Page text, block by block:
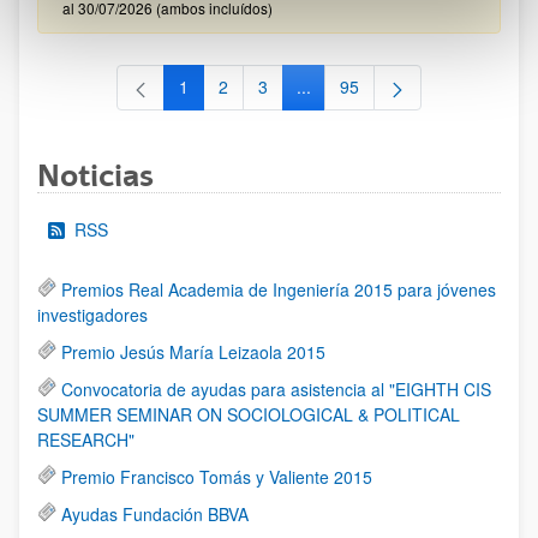
al 30/07/2026 (ambos incluídos)
Página
1 Página
2 Página
3 ...Páginas intermedias Use TAB
Página
95
Noticias
RSS
Premios Real Academia de Ingeniería 2015 para jóvenes
investigadores
Premio Jesús María Leizaola 2015
Convocatoria de ayudas para asistencia al "EIGHTH CIS
SUMMER SEMINAR ON SOCIOLOGICAL & POLITICAL
RESEARCH"
Premio Francisco Tomás y Valiente 2015
Ayudas Fundación BBVA